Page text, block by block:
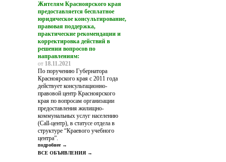
Жителям Красноярского края
предоставляется бесплатное
юридическое консультирование,
правовая поддержка,
практические рекомендации и
корректировка действий в
решении вопросов по
направлениям:
от 18.11.2021
По поручению Губернатора
Красноярского края с 2011 года
действует консультационно-
правовой центр Красноярского
края по вопросам организации
предоставления жилищно-
коммунальных услуг населению
(Call-центр), в статусе отдела в
структуре “Краевого учебного
центра”.
подробнее →
ВСЕ ОБЪЯВЛЕНИЯ →